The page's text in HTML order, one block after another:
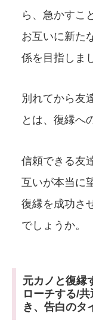
ら、急かすこ
お互いに新た
係を目指しま
別れてから友
とは、復縁へ
信頼できる友
互いが本当に
復縁を成功さ
でしょうか。
元カノと復縁
ローチする/
き、告白のタ